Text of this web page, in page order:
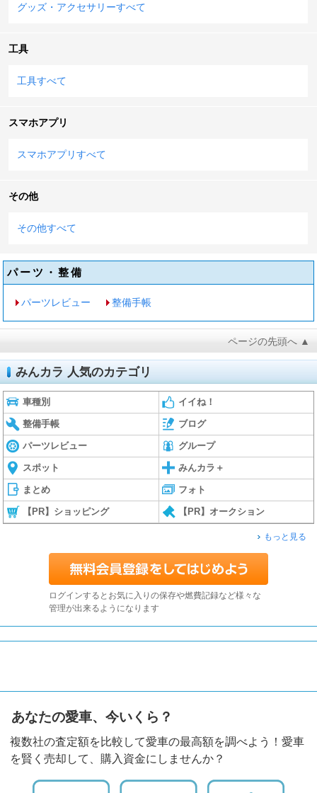
グッズ・アクセサリーすべて
工具
工具すべて
スマホアプリ
スマホアプリすべて
その他
その他すべて
パーツ・整備
パーツレビュー 整備手帳
ページの先頭へ ▲
みんカラ 人気のカテゴリ
車種別 イイね！
整備手帳 ブログ
パーツレビュー グループ
スポット みんカラ＋
まとめ フォト
【PR】ショッピング 【PR】オークション
もっと見る
ログインするとお気に入りの保存や燃費記録など様々な
管理が出来るようになります
あなたの愛車、今いくら？
複数社の査定額を比較して愛車の最高額を調べよう！愛車
を賢く売却して、購入資金にしませんか？